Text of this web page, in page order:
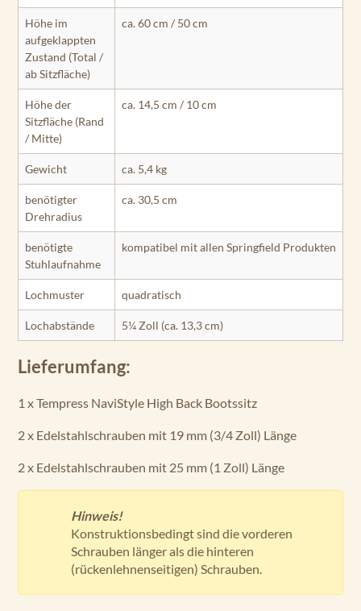
Höhe im
aufgeklappten
Zustand (Total /
ab Sitzfläche)
ca. 60 cm / 50 cm
Höhe der
Sitzfläche (Rand
/ Mitte)
ca. 14,5 cm / 10 cm
Gewicht ca. 5,4 kg
benötigter
Drehradius
ca. 30,5 cm
benötigte
Stuhlaufnahme
kompatibel mit allen Springfield Produkten
Lochmuster quadratisch
Lochabstände 5¼ Zoll (ca. 13,3 cm)
Lieferumfang:
1 x Tempress NaviStyle High Back Bootssitz
2 x Edelstahlschrauben mit 19 mm (3/4 Zoll) Länge
2 x Edelstahlschrauben mit 25 mm (1 Zoll) Länge
Hinweis!
Konstruktionsbedingt sind die vorderen
Schrauben länger als die hinteren
(rückenlehnenseitigen) Schrauben.